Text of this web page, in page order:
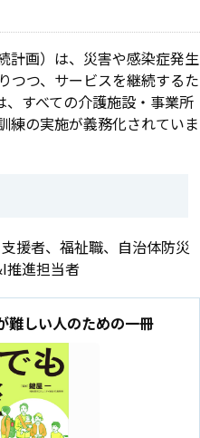
計画）は、災害や感染症発生
つつ、サービスを継続するた
すべての介護施設・事業所
練の実施が義務化されていま
援者、福祉職、自治体防災
推進担当者
しい人のための一冊